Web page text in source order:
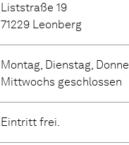
Liststraße 19
71229 Leonberg
Montag, Dienstag,
Mittwochs geschlossen
Eintritt frei.